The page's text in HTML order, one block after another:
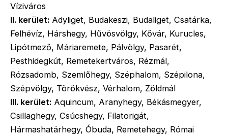
Víziváros
II. kerület: Adyliget, Budakeszi, Budaliget, Csatárka,
Felhévíz, Hárshegy, Hűvösvölgy, Kővár, Kurucles,
Lipótmező, Máriaremete, Pálvölgy, Pasarét,
Pesthidegkút, Remetekertváros, Rézmál,
Rózsadomb, Szemlőhegy, Széphalom, Szépilona,
Szépvölgy, Törökvész, Vérhalom, Zöldmál
III. kerület: Aquincum, Aranyhegy, Békásmegyer,
Csillaghegy, Csúcshegy, Filatorigát,
Hármashatárhegy, Óbuda, Remetehegy, Római